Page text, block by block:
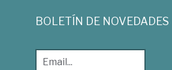
BOLETÍN DE NOVEDADES